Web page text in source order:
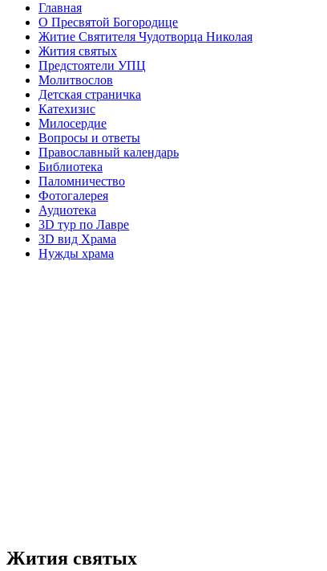
Главная
О Пресвятой Богородице
Житие Святителя Чудотворца Николая
Жития святых
Предстоятели УПЦ
Молитвослов
Детская страничка
Катехизис
Милосердие
Вопросы и ответы
Православный календарь
Библиотека
Паломничество
Фотогалерея
Аудиотека
3D тур по Лавре
3D вид Храма
Нужды храма
Жития святых